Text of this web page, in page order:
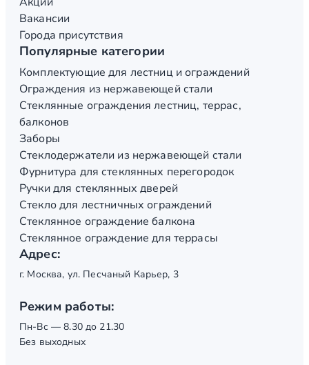
Вакансии
Города присутствия
Популярные категории
Комплектующие для лестниц и ограждений
Ограждения из нержавеющей стали
Стеклянные ограждения лестниц, террас,
балконов
Заборы
Стеклодержатели из нержавеющей стали
Фурнитура для стеклянных перегородок
Ручки для стеклянных дверей
Стекло для лестничных ограждений
Стеклянное ограждение балкона
Стеклянное ограждение для террасы
Адрес:
г. Москва, ул. Песчаный Карьер, 3
Режим работы:
Пн-Вс — 8.30 до 21.30
Без выходных